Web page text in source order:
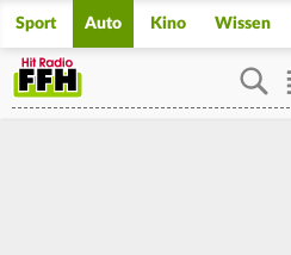
Sport Auto Kino Wissen